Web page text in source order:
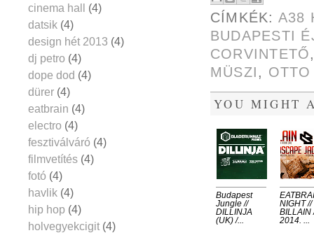
CÍMKÉK: A38
BUDAPESTI
CORVINTETŐ
MÜSZI ,
YOU MIGHT
Budapest
Jungle //
DILLINJA
(UK) /...
NIGHT //
BILLAIN
2014. ...
cinema hall
(4)
datsik (4)
design hét 2013 (4)
dj petro (4)
dope dod (4)
dürer (4)
eatbrain (4)
electro (4)
fesztiválváró (4)
filmvetítés (4)
fotó (4)
havlik (4)
hip hop (4)
holvegyekcigit (4)